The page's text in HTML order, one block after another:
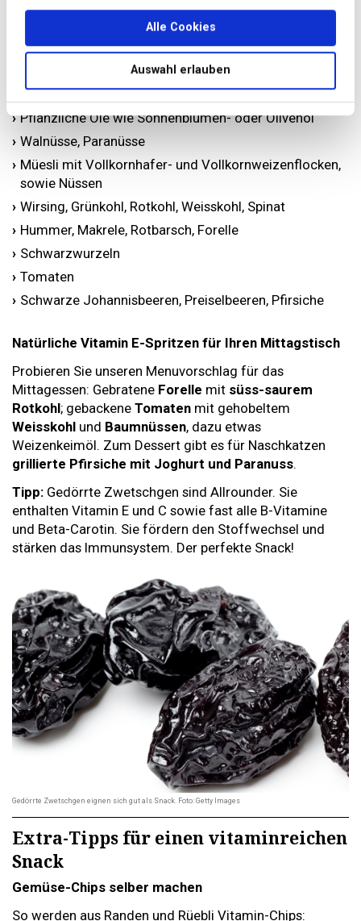
Alle Cookies
Auswahl erlauben
Vitamin E schützt die Zellen und das Gewebe und wirkt
Diese Lebensmittel enthalten Vitamin E
Weizenkeimöl
Pflanzliche Öle wie Sonnenblumen- oder Olivenöl
Walnüsse, Paranüsse
Müesli mit Vollkornhafer- und Vollkornweizenflocken,
sowie Nüssen
Wirsing, Grünkohl, Rotkohl, Weisskohl, Spinat
Hummer, Makrele, Rotbarsch, Forelle
Schwarzwurzeln
Tomaten
Schwarze Johannisbeeren, Preiselbeeren, Pfirsiche
Natürliche Vitamin E-Spritzen für Ihren Mittagstisch
Probieren Sie unseren Menuvorschlag für das
Mittagessen: Gebratene Forelle mit süss-saurem
Rotkohl; gebackene Tomaten mit gehobeltem
Weisskohl und Baumnüssen, dazu etwas
Weizenkeimöl. Zum Dessert gibt es für Naschkatzen
grillierte Pfirsiche mit Joghurt und Paranuss.
Tipp: Gedörrte Zwetschgen sind Allrounder. Sie
enthalten Vitamin E und C sowie fast alle B-Vitamine
und Beta-Carotin. Sie fördern den Stoffwechsel und
stärken das Immunsystem. Der perfekte Snack!
Gedörrte Zwetschgen eignen sich gut als Snack. Foto: Getty Images
Extra-Tipps für einen vitaminreichen
Snack
Gemüse-Chips selber machen
So werden aus Randen und Rüebli Vitamin-Chips: